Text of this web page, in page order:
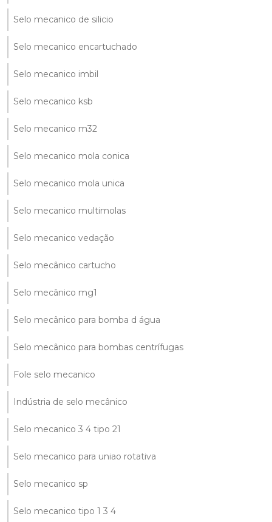
Selo mecanico de silicio
Selo mecanico encartuchado
Selo mecanico imbil
Selo mecanico ksb
Selo mecanico m32
Selo mecanico mola conica
Selo mecanico mola unica
Selo mecanico multimolas
Selo mecanico vedação
Selo mecânico cartucho
Selo mecânico mg1
Selo mecânico para bomba d água
Selo mecânico para bombas centrífugas
Fole selo mecanico
Indústria de selo mecânico
Selo mecanico 3 4 tipo 21
Selo mecanico para uniao rotativa
Selo mecanico sp
Selo mecanico tipo 1 3 4